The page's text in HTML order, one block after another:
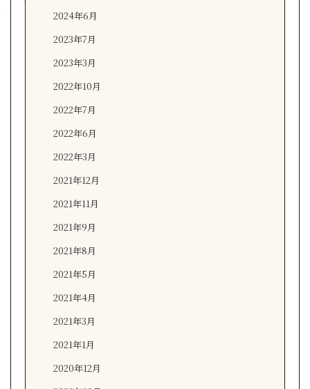
2024年6月
2023年7月
2023年3月
2022年10月
2022年7月
2022年6月
2022年3月
2021年12月
2021年11月
2021年9月
2021年8月
2021年5月
2021年4月
2021年3月
2021年1月
2020年12月